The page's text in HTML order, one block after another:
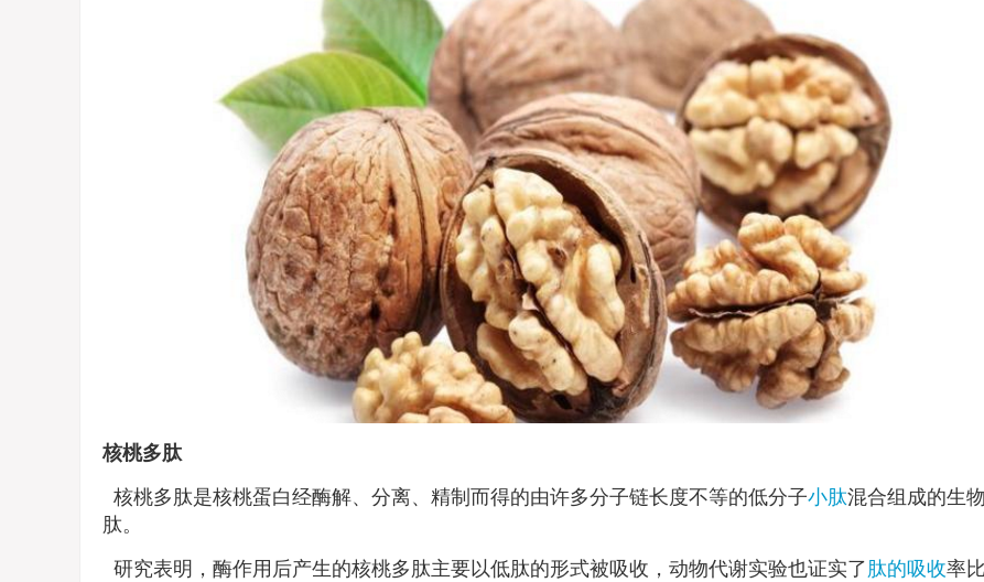
核桃多肽
核桃多肽是核桃蛋白经酶解、分离、精制而得的由许多分子链长度不等的低分子小肽混合组成的生
肽。
研究表明，酶作用后产生的核桃多肽主要以低肽的形式被吸收，动物代谢实验也证实了肽的吸收率